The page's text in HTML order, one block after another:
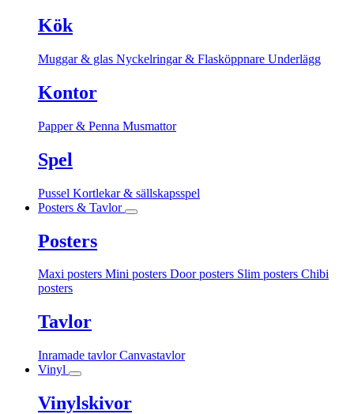
Kök
Muggar & glas Nyckelringar & Flasköppnare Underlägg
Kontor
Papper & Penna Musmattor
Spel
Pussel Kortlekar & sällskapsspel
Posters & Tavlor
Posters
Maxi posters Mini posters Door posters Slim posters Chibi
posters
Tavlor
Inramade tavlorCanvastavlor
Vinyl
Vinylskivor